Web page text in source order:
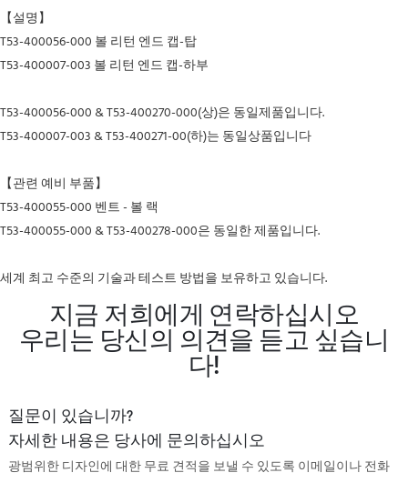
【설명】
T53-400056-000 볼 리턴 엔드 캡-탑
T53-400007-003 볼 리턴 엔드 캡-하부
T53-400056-000 & T53-400270-000(상)은 동일제품입니다.
T53-400007-003 & T53-400271-00(하)는 동일상품입니다
【관련 예비 부품】
T53-400055-000 벤트 - 볼 랙
T53-400055-000 & T53-400278-000은 동일한 제품입니다.
세계 최고 수준의 기술과 테스트 방법을 보유하고 있습니다.
지금 저희에게 연락하십시오
우리는 당신의 의견을 듣고 싶습니
다!
질문이 있습니까?
자세한 내용은 당사에 문의하십시오
광범위한 디자인에 대한 무료 견적을 보낼 수 있도록 이메일이나 전화